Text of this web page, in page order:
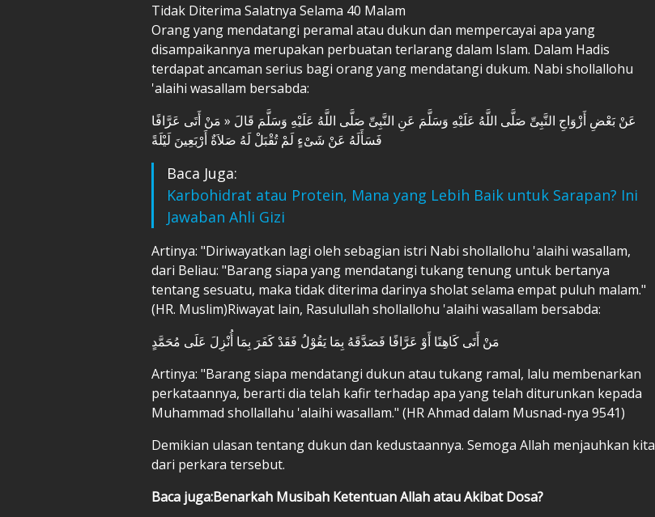
Tidak Diterima Salatnya Selama 40 Malam
Orang yang mendatangi peramal atau dukun dan mempercayai apa yang
disampaikannya merupakan perbuatan terlarang dalam Islam. Dalam Hadis
terdapat ancaman serius bagi orang yang mendatangi dukum. Nabi shollallohu
'alaihi wasallam bersabda:
عَنْ بَعْضِ أَزْوَاجِ النَّبِىِّ صَلَّى اللَّهُ عَلَيْهِ وَسَلَّمَ عَنِ النَّبِىِّ صَلَّى اللَّهُ عَلَيْهِ وَسَلَّمَ قَالَ « مَنْ أَتَى عَرَّافًا
فَسَأَلَهُ عَنْ شَىْءٍ لَمْ تُقْبَلْ لَهُ صَلاَةٌ أَرْبَعِينَ لَيْلَةً
Baca Juga:
Karbohidrat atau Protein, Mana yang Lebih Baik untuk Sarapan? Ini
Jawaban Ahli Gizi
Artinya: "Diriwayatkan lagi oleh sebagian istri Nabi shollallohu 'alaihi wasallam,
dari Beliau: "Barang siapa yang mendatangi tukang tenung untuk bertanya
tentang sesuatu, maka tidak diterima darinya sholat selama empat puluh malam."
(HR. Muslim)Riwayat lain, Rasulullah shollallohu 'alaihi wasallam bersabda:
مَنْ أَتَى كَاهِنًا أَوْ عَرَّافًا فَصَدَّقَهُ بِمَا يَقُوْلُ فَقَدْ كَفَرَ بِمَا أُنْزِلَ عَلَى مُحَمَّدٍ
Artinya: "Barang siapa mendatangi dukun atau tukang ramal, lalu membenarkan
perkataannya, berarti dia telah kafir terhadap apa yang telah diturunkan kepada
Muhammad shollallahu 'alaihi wasallam." (HR Ahmad dalam Musnad-nya 9541)
Demikian ulasan tentang dukun dan kedustaannya. Semoga Allah menjauhkan kita
dari perkara tersebut.
Baca juga:Benarkah Musibah Ketentuan Allah atau Akibat Dosa?